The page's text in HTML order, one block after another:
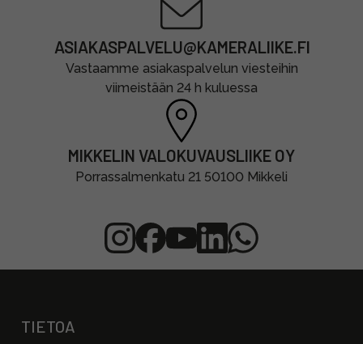
ASIAKASPALVELU@KAMERALIIKE.FI
Vastaamme asiakaspalvelun viesteihin
viimeistään 24 h kuluessa
MIKKELIN VALOKUVAUSLIIKE OY
Porrassalmenkatu 21 50100 Mikkeli
TIETOA